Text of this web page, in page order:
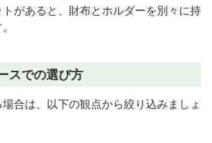
があると、財布とホルダーを別々に持
スでの選び方
合は、以下の観点から絞り込みましょ